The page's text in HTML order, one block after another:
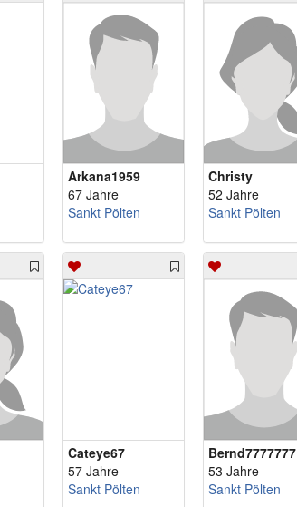
Arkana1959
67 Jahre
Sankt Pölten
Christy
52 Jahre
Sankt Pölten
Cateye67
57 Jahre
Sankt Pölten
Bernd7777777
53 Jahre
Sankt Pölten